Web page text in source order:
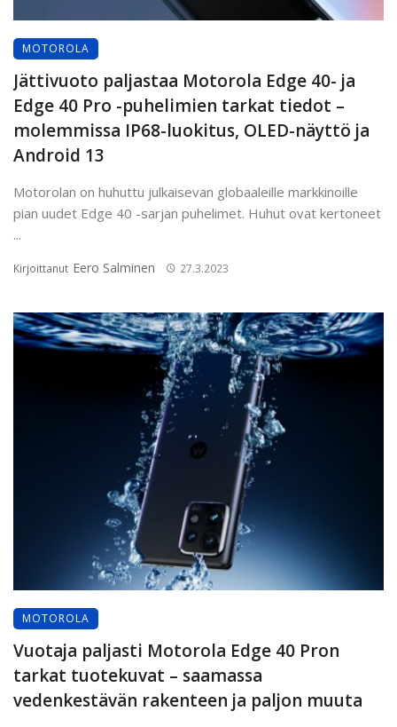
MOTOROLA
Jättivuoto paljastaa Motorola Edge 40- ja
Edge 40 Pro -puhelimien tarkat tiedot –
molemmissa IP68-luokitus, OLED-näyttö ja
Android 13
Motorolan on huhuttu julkaisevan globaaleille markkinoille
pian uudet Edge 40 -sarjan puhelimet. Huhut ovat kertoneet
...
Kirjoittanut Eero Salminen 27.3.2023
MOTOROLA
Vuotaja paljasti Motorola Edge 40 Pron
tarkat tuotekuvat – saamassa
vedenkestävän rakenteen ja paljon muuta